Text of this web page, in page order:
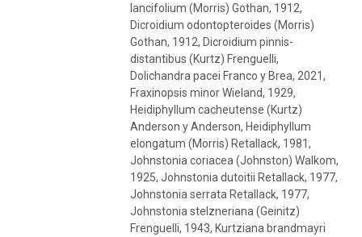
lancifolium (Morris) Gothan, 1912,
Dicroidium odontopteroides (Morris)
Gothan, 1912, Dicroidium pinnis-
distantibus (Kurtz) Frenguelli,
Dolichandra pacei Franco y Brea, 2021,
Fraxinopsis minor Wieland, 1929,
Heidiphyllum cacheutense (Kurtz)
Anderson y Anderson, Heidiphyllum
elongatum (Morris) Retallack, 1981,
Johnstonia coriacea (Johnston) Walkom,
1925, Johnstonia dutoitii Retallack, 1977,
Johnstonia serrata Retallack, 1977,
Johnstonia stelzneriana (Geinitz)
Frenguelli, 1943, Kurtziana brandmayri